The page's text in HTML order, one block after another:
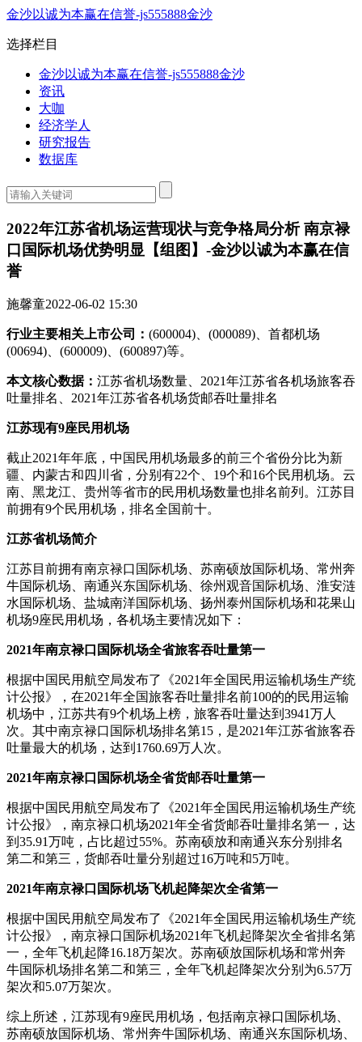
金沙以诚为本赢在信誉-js555888金沙
选择栏目
金沙以诚为本赢在信誉-js555888金沙
资讯
大咖
经济学人
研究报告
数据库
2022年江苏省机场运营现状与竞争格局分析 南京禄
口国际机场优势明显【组图】-金沙以诚为本赢在信
誉
施馨童2022-06-02 15:30
行业主要相关上市公司： (600004)、(000089)、首都机场
(00694)、(600009)、(600897)等。
本文核心数据： 江苏省机场数量、2021年江苏省各机场旅客吞
吐量排名、2021年江苏省各机场货邮吞吐量排名
江苏现有9座民用机场
截止2021年年底，中国民用机场最多的前三个省份分比为新
疆、内蒙古和四川省，分别有22个、19个和16个民用机场。云
南、黑龙江、贵州等省市的民用机场数量也排名前列。江苏目
前拥有9个民用机场，排名全国前十。
江苏省机场简介
江苏目前拥有南京禄口国际机场、苏南硕放国际机场、常州奔
牛国际机场、南通兴东国际机场、徐州观音国际机场、淮安涟
水国际机场、盐城南洋国际机场、扬州泰州国际机场和花果山
机场9座民用机场，各机场主要情况如下：
2021年南京禄口国际机场全省旅客吞吐量第一
根据中国民用航空局发布了《2021年全国民用运输机场生产统
计公报》，在2021年全国旅客吞吐量排名前100的的民用运输
机场中，江苏共有9个机场上榜，旅客吞吐量达到3941万人
次。其中南京禄口国际机场排名第15，是2021年江苏省旅客吞
吐量最大的机场，达到1760.69万人次。
2021年南京禄口国际机场全省货邮吞吐量第一
根据中国民用航空局发布了《2021年全国民用运输机场生产统
计公报》，南京禄口机场2021年全省货邮吞吐量排名第一，达
到35.91万吨，占比超过55%。苏南硕放和南通兴东分别排名
第二和第三，货邮吞吐量分别超过16万吨和5万吨。
2021年南京禄口国际机场飞机起降架次全省第一
根据中国民用航空局发布了《2021年全国民用运输机场生产统
计公报》，南京禄口国际机场2021年飞机起降架次全省排名第
一，全年飞机起降16.18万架次。苏南硕放国际机场和常州奔
牛国际机场排名第二和第三，全年飞机起降架次分别为6.57万
架次和5.07万架次。
综上所述，江苏现有9座民用机场，包括南京禄口国际机场、
苏南硕放国际机场、常州奔牛国际机场、南通兴东国际机场、